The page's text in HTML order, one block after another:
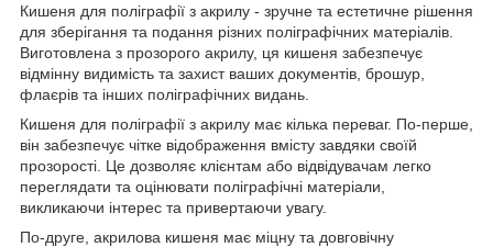
Кишеня для поліграфії з акрилу - зручне та естетичне рішення
для зберігання та подання різних поліграфічних матеріалів.
Виготовлена з прозорого акрилу, ця кишеня забезпечує
відмінну видимість та захист ваших документів, брошур,
флаєрів та інших поліграфічних видань.
Кишеня для поліграфії з акрилу має кілька переваг. По-перше,
він забезпечує чітке відображення вмісту завдяки своїй
прозорості. Це дозволяє клієнтам або відвідувачам легко
переглядати та оцінювати поліграфічні матеріали,
викликаючи інтерес та привертаючи увагу.
По-друге, акрилова кишеня має міцну та довговічну